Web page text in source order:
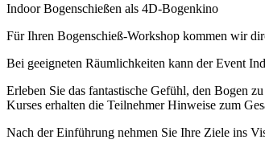
Indoor Bogenschießen als 4D-Bogenkino
Für Ihren Bogenschieß-Workshop kommen wir
Bei geeigneten Räumlichkeiten kann der Event
Erleben Sie das fantastische Gefühl, den Bogen
Kurses erhalten die Teilnehmer Hinweise zum
Nach der Einführung nehmen Sie Ihre Ziele ins